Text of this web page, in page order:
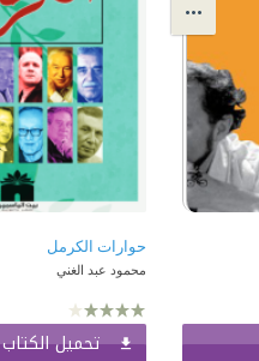
حوارات الكرمل
محمود عبد الغني
تحميل الكتاب